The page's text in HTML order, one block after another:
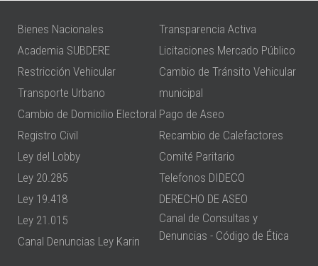
Bienes Nacionales
Academia SUBDERE
Restricción Vehicular
Transporte Urbano
Cambio de Domicilio Electoral
Registro Civil
Ley del Lobby
Ley 20.285
Ley 19.418
Ley 21.015
Canal Denuncias Ley Karin
Transparencia Activa
Licitaciones Mercado Público
Cambio de Tránsito Vehicular
municipal
Pago de Aseo
Recambio de Calefactores
Comité Paritario
Telefonos DIDECO
DERECHO DE ASEO
Canal de Consultas y
Denuncias - Código de Ética